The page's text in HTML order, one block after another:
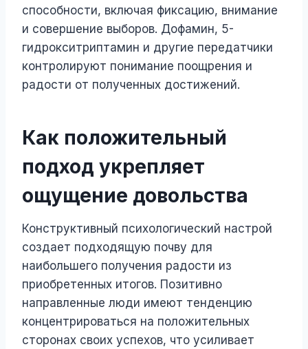
способности, включая фиксацию, внимание
и совершение выборов. Дофамин, 5-
гидрокситриптамин и другие передатчики
контролируют понимание поощрения и
радости от полученных достижений.
Как положительный
подход укрепляет
ощущение довольства
Конструктивный психологический настрой
создает подходящую почву для
наибольшего получения радости из
приобретенных итогов. Позитивно
направленные люди имеют тенденцию
концентрироваться на положительных
сторонах своих успехов, что усиливает